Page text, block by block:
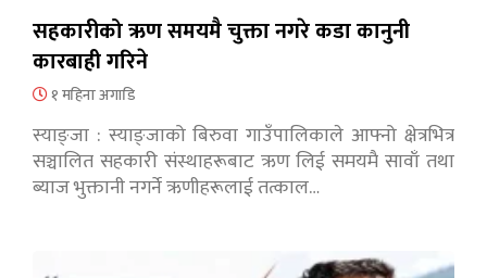
सहकारीको ऋण समयमै चुक्ता नगरे कडा कानुनी
कारबाही गरिने
१ महिना अगाडि
स्याङ्जा : स्याङ्जाको बिरुवा गाउँपालिकाले आफ्नो क्षेत्रभित्र
सञ्चालित सहकारी संस्थाहरूबाट ऋण लिई समयमै सावाँ तथा
ब्याज भुक्तानी नगर्ने ऋणीहरूलाई तत्काल…